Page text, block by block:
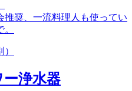
推奨、一流料理人も使ってい
浄水器